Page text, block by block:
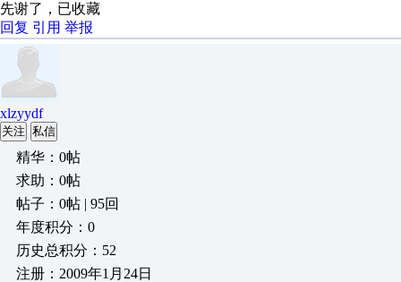
先谢了，已收藏
回复 引用 举报
xlzyydf
关注 私信
精华：0帖
求助：0帖
帖子：0帖 | 95回
年度积分：0
历史总积分：52
注册：2009年1月24日